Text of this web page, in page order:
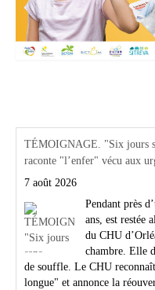
TÉMOIGNAGE. "Six jours
raconte "l’enfer" vécu aux
7 août 2026
Pendant près
ans, est restée
du CHU
chambre. Elle
de souffle. Le CHU
longue" et annonce la